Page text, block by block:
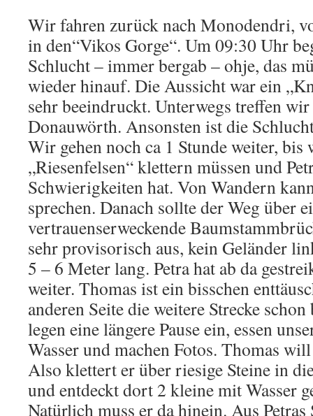
Wir fahren zurück nach Monodendri,
in den“Vikos Gorge“. Um 09:30 Uhr
Schlucht – immer bergab – ohje, das
wieder hinauf. Die Aussicht war ein
sehr beeindruckt. Unterwegs treffen
Donauwörth. Ansonsten ist die
Wir gehen noch ca 1 Stunde weiter,
„Riesenfelsen“ klettern müssen und
Schwierigkeiten hat. Von Wandern
sprechen. Danach sollte der Weg über
vertrauenserweckende
sehr provisorisch aus, kein Geländer
5 – 6 Meter lang. Petra hat ab da
weiter. Thomas ist ein bisschen
anderen Seite die weitere Strecke
legen eine längere Pause ein, essen
Wasser und machen Fotos. Thomas
Also klettert er über riesige Steine in
und entdeckt dort 2 kleine mit Wasser
Natürlich muss er da hinein. Aus Petras